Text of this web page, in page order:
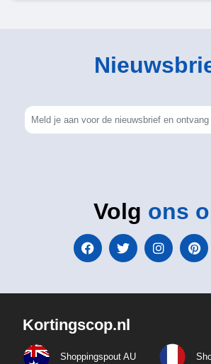
Volg ons
Kortingscop.nl
Shoppingspout AU